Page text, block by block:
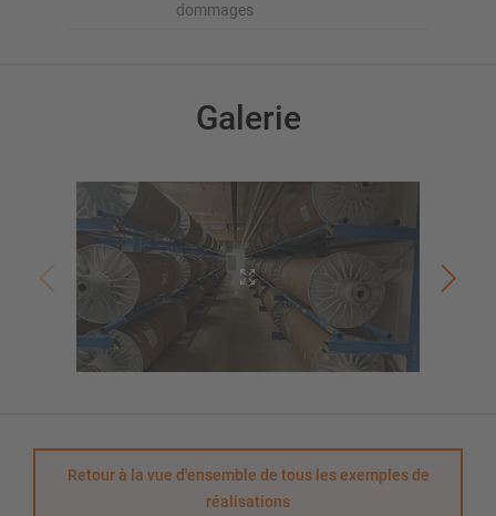
dommages
Galerie
Retour à la vue d'ensemble de tous les exemples de
réalisations